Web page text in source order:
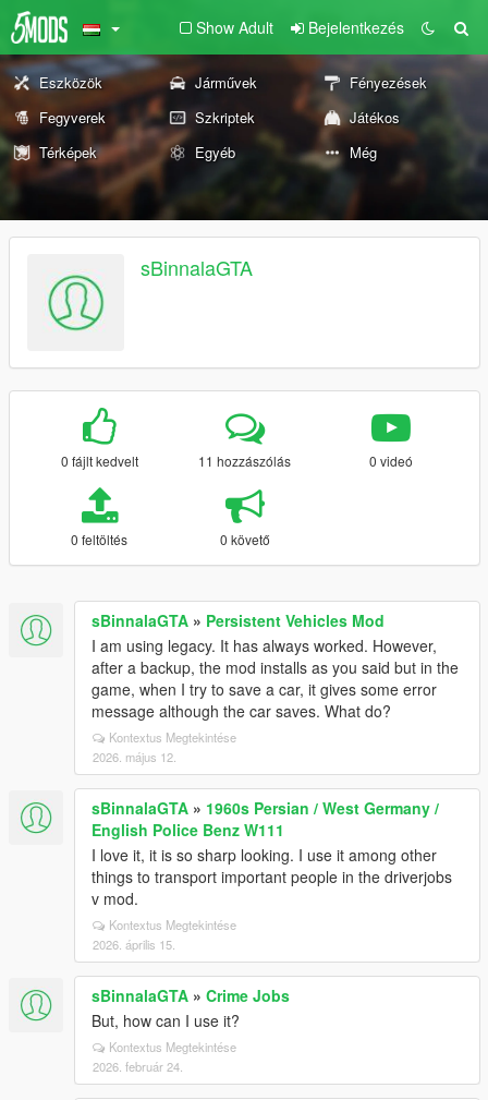
Show Adult Bejelentkezés
Eszközök Járművek
Fényezések
Fegyverek
Szkriptek
Játékos
Térképek
Egyéb Még
sBinnalaGTA
0 fájlt kedvelt 11 hozzászólás 0 videó
0 feltöltés 0 követő
sBinnalaGTA » Persistent Vehicles Mod
I am using legacy. It has always worked. However,
after a backup, the mod installs as you said but in the
game, when I try to save a car, it gives some error
message although the car saves. What do?
Kontextus Megtekintése
2026. május 12.
sBinnalaGTA » 1960s Persian / West Germany /
English Police Benz W111
I love it, it is so sharp looking. I use it among other
things to transport important people in the driverjobs
v mod.
Kontextus Megtekintése
2026. április 15.
sBinnalaGTA » Crime Jobs
But, how can I use it?
Kontextus Megtekintése
2026. február 24.